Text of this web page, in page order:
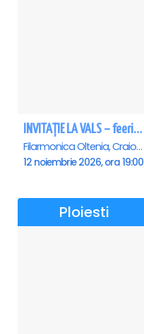
INVITAȚIE LA VALS – feerie de bal în paşi de dans - Craiova
Filarmonica Oltenia, Craiova
12 noiembrie 2026, ora 19:00
Ploiesti